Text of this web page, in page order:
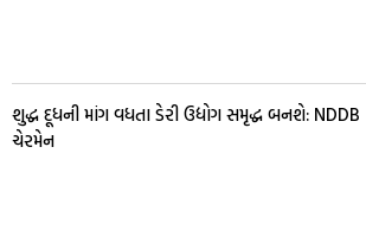
શુદ્ધ દૂધની માંગ વધતા ડેરી ઉદ્યોગ સમૃદ્ધ બનશે: NDDB
ચેરમેન